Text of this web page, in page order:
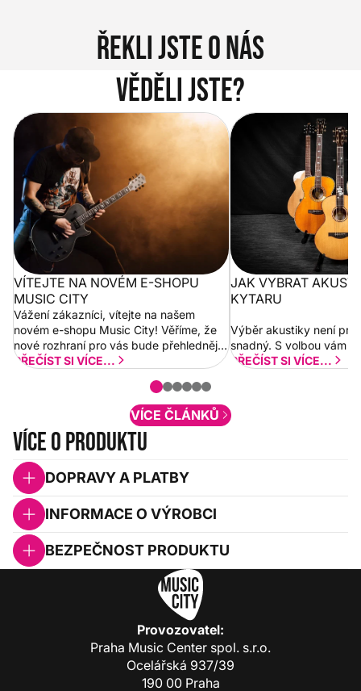
Řekli jste o nás
Věděli jste?
Vítejte na novém e-shopu Music
City
VÍTEJTE NA NOVÉM E-SHOPU
MUSIC CITY
Vážení zákazníci, vítejte na našem
novém e-shopu Music City! Věříme, že
nové rozhraní pro vás bude přehlednější
a rychlejší. Postupně budeme přidávat
PŘEČÍST SI VÍCE...
Jak vybrat
JAK VYBRAT
KYTARU
Výběr akustiky není pro
snadný. S volbou vám
PŘEČÍST SI VÍCE...
VÍCE ČLÁNKŮ
Více o produktu
DOPRAVY A PLATBY
INFORMACE O VÝROBCI
BEZPEČNOST PRODUKTU
Provozovatel:
Praha Music Center spol. s.r.o.
Ocelářská 937/39
190 00 Praha